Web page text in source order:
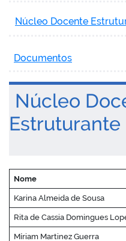
Núcleo Docente
Documentos
Núcleo
Estruturante
Nome
Karina Almeida de Sousa
Rita de Cassia Domingues
Míriam Martinez Guerra